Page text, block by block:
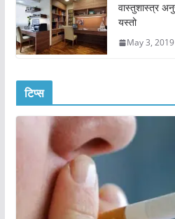
वास्तुशास्त्र
यस्तो
May 3, 2019
टिप्स